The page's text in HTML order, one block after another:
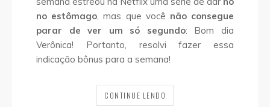
no estômago, mas que você não consegue
parar de ver um só segundo: Bom dia
Verônica! Portanto, resolvi fazer essa
indicação bônus para a semana!
CONTINUE LENDO